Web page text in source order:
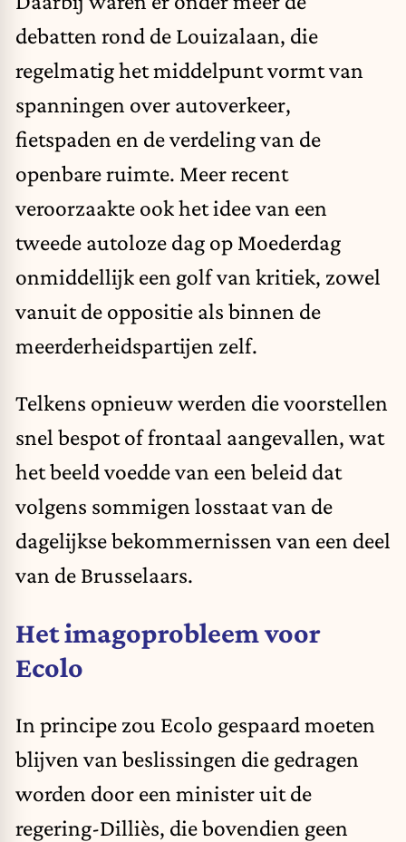
debatten rond de Louizalaan, die
regelmatig het middelpunt vormt van
spanningen over autoverkeer,
fietspaden en de verdeling van de
openbare ruimte. Meer recent
veroorzaakte ook het idee van een
tweede autoloze dag op Moederdag
onmiddellijk een golf van kritiek, zowel
vanuit de oppositie als binnen de
meerderheidspartijen zelf.
Telkens opnieuw werden die voorstellen
snel bespot of frontaal aangevallen, wat
het beeld voedde van een beleid dat
volgens sommigen losstaat van de
dagelijkse bekommernissen van een deel
van de Brusselaars.
Het imagoprobleem voor
Ecolo
In principe zou Ecolo gespaard moeten
blijven van beslissingen die gedragen
worden door een minister uit de
regering-Dilliès, die bovendien geen